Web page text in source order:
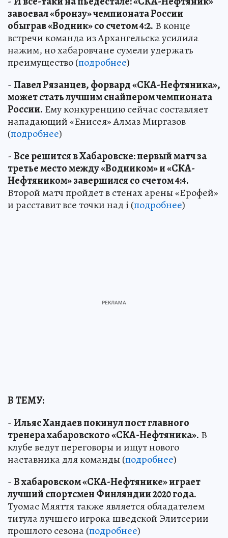
завоевал «бронзу» чемпионата России
обыграв «Водник» со счетом 4:2. В конце
встречи команда из Архангельска усилила
нажим, но хабаровчане сумели удержать
преимущество (подробнее)
-Павел Рязанцев, форвард «СКА-Нефтяника»,
может стать лучшим снайпером чемпионата
России. Ему конкуренцию сейчас составляет
нападающий «Енисея» Алмаз Миргазов
(подробнее)
-Все решится в Хабаровске: первый матч за
третье место между «Водником» и «СКА-
Нефтяником» завершился со счетом 4:4.
Второй матч пройдет в стенах арены «Ерофей»
и расставит все точки над i (подробнее)
В ТЕМУ:
-Ильяс Хандаев покинул пост главного
тренера хабаровского «СКА-Нефтяника». В
клубе ведут переговоры и ищут нового
наставника для команды (подробнее)
-В хабаровском «СКА-Нефтянике» играет
лучший спортсмен Финляндии 2020 года.
Туомас Мяяття также является обладателем
титула лучшего игрока шведской Элитсерии
прошлого сезона (подробнее)